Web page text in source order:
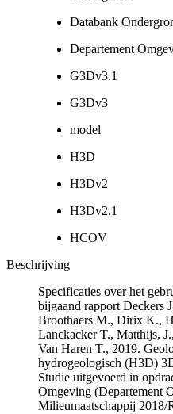
Databank
Departement
G3Dv3.1
G3Dv3
model
H3D
H3Dv2
H3Dv2.1
HCOV
Beschrijving
Specificaties over het
bijgaand rapport Deckers
Broothaers M., Dirix K.,
Lanckacker T., Matthijs,
Van Haren T., 2019.
hydrogeologisch (H3D)
Studie uitgevoerd in
Omgeving (Departement
Milieumaatschappij